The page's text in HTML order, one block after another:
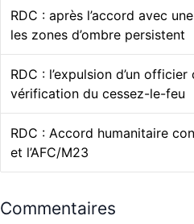
RDC : après l’accord avec
les zones d’ombre persistent
RDC : l’expulsion d’un
vérification du cessez-le-feu
RDC : Accord humanitaire
et l’AFC/M23
Commentaires